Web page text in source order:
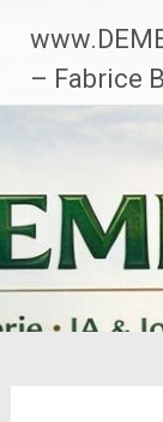
contenu
principal
– Fabrice